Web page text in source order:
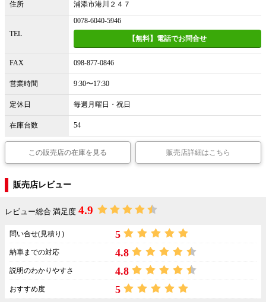
住所 浦添市港川２４７
TEL
0078-6040-5946
【無料】電話でお問合せ
FAX 098-877-0846
営業時間 9:30〜17:30
定休日 毎週月曜日・祝日
在庫台数 54
この販売店の在庫を見る 販売店詳細はこちら
販売店レビュー
レビュー総合 満足度 4.9
問い合せ(見積り) 5
納車までの対応 4.8
説明のわかりやすさ 4.8
おすすめ度 5